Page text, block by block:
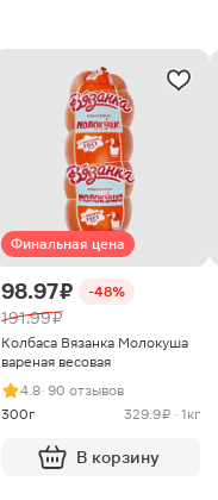
Финальная цена
98.97 ₽ -48%
191.99 ₽
Колбаса Вязанка Молокуша
вареная весовая
4.8· 90 отзывов
300г
329.9 ₽ · 1кг
В корзину